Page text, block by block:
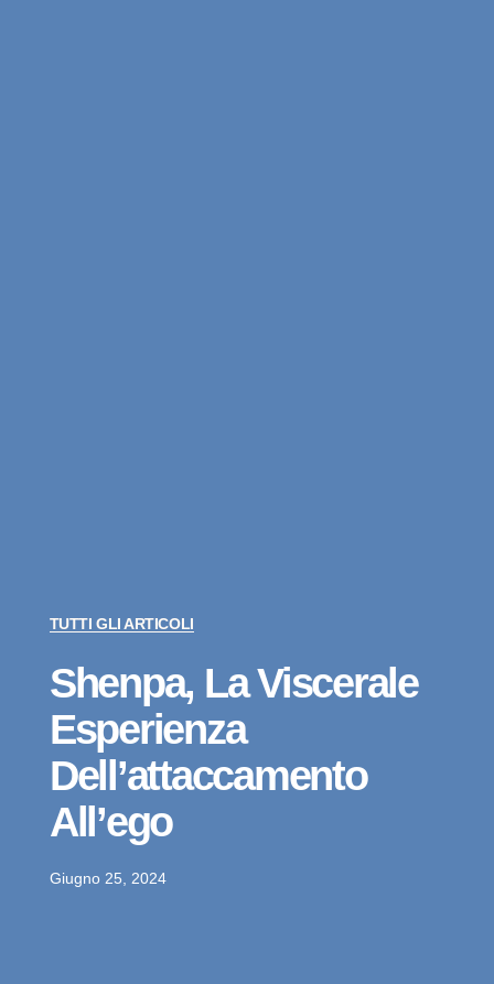
TUTTI GLI ARTICOLI
Shenpa, La Viscerale
Esperienza
Dell’attaccamento
All’ego
Giugno 25, 2024